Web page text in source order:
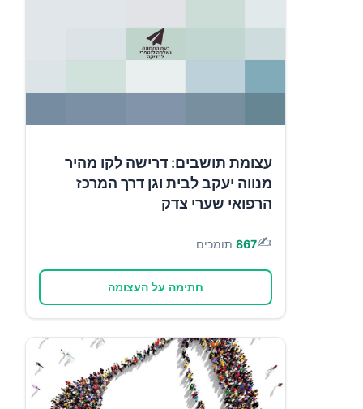
עצומת תושבים: דרישה לקו מהיר
מנווה יעקב לבית וגן דרך המרכז
הרפואי שערי צדק
✍️
867 תומכים
חתימה על העצומה